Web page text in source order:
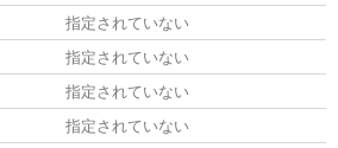
指定されていない
指定されていない
指定されていない
指定されていない